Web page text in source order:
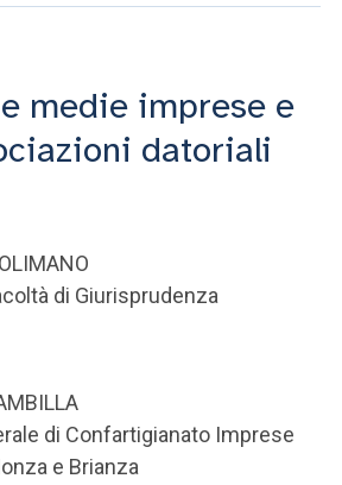
medie imprese e
datoriali
di Giurisprudenza
di Confartigianato Imprese
e Brianza